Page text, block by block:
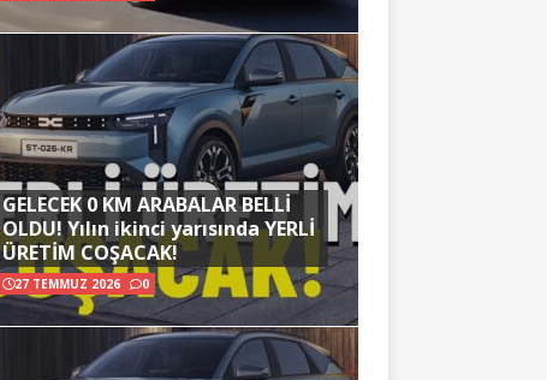
GELECEK 0 KM ARABALAR BELLİ
OLDU! Yılın ikinci yarısında YERLİ
ÜRETİM COŞACAK!
27 TEMMUZ 2026 0